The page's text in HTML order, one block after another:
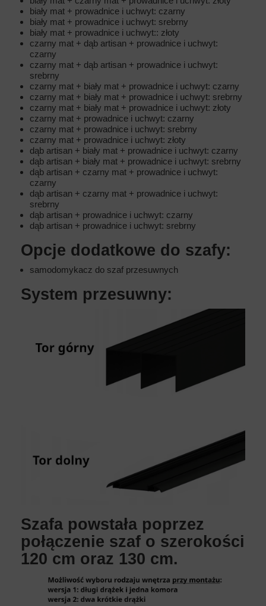
biały mat + prowadnice i uchwyt: czarny
biały mat + prowadnice i uchwyt: srebrny
biały mat + prowadnice i uchwyt:: złoty
czarny mat + dąb artisan + prowadnice i uchwyt:
czarny
czarny mat + dąb artisan + prowadnice i uchwyt:
srebrny
czarny mat + biały mat + prowadnice i uchwyt: czarny
czarny mat + biały mat + prowadnice i uchwyt: srebrny
czarny mat + biały mat + prowadnice i uchwyt: złoty
czarny mat + prowadnice i uchwyt: czarny
czarny mat + prowadnice i uchwyt: srebrny
czarny mat + prowadnice i uchwyt: złoty
dąb artisan + biały mat + prowadnice i uchwyt: czarny
dąb artisan + biały mat + prowadnice i uchwyt: srebrny
dąb artisan + czarny mat + prowadnice i uchwyt:
czarny
dąb artisan + czarny mat + prowadnice i uchwyt:
srebrny
dąb artisan + prowadnice i uchwyt: czarny
dąb artisan + prowadnice i uchwyt: srebrny
Opcje dodatkowe do szafy:
samodomykacz do szaf przesuwnych
System przesuwny:
Szafa powstała poprzez
połączenie szaf o szerokości
120 cm oraz 130 cm.